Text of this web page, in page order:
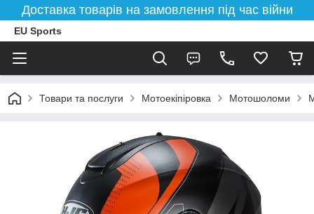
Доставка товарів на замовлення під час війни
EU Sports
Товари та послуги Мотоекіпіровка Мотошоломи